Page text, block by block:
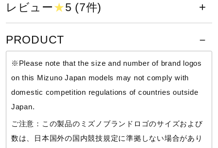
直営店一覧
取扱店一覧
生地や構造によってフラットな姿勢をサポートし、抵抗
※布帛素材を使用した競泳レース用水着で、タイトなフ
レビュー★5 (7件)
PRODUCT
※Please note that the size and number of brand logos
on this Mizuno Japan models may not comply with
domestic competition regulations of countries outside
Japan.
ご注意：この製品のミズノブランドロゴのサイズおよび
数は、日本国外の国内競技規定に準拠しない場合があり